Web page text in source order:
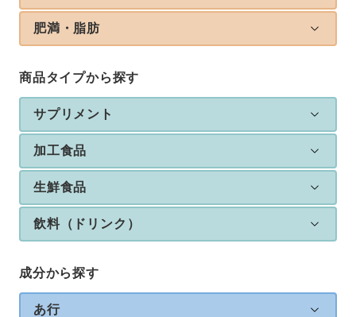
肥満・脂肪
商品タイプから探す
サプリメント
加工食品
生鮮食品
飲料（ドリンク）
成分から探す
あ行